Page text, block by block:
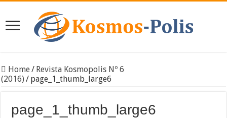
Home/ Revista Kosmopolis Nº 6
(2016) / page_1_thumb_large6
page_1_thumb_large6